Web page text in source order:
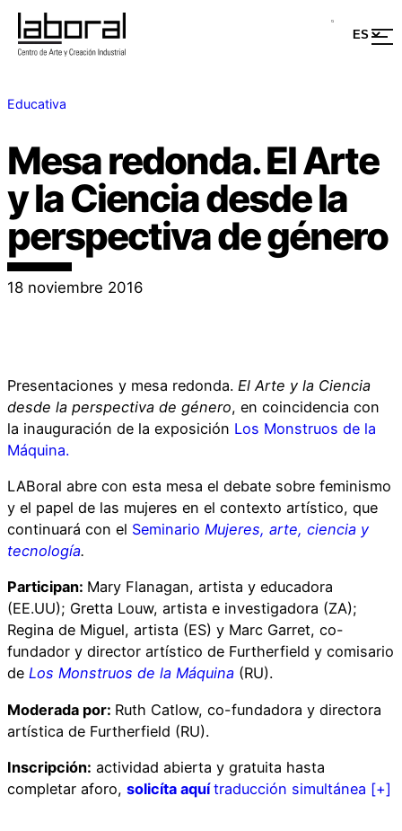
Educativa
Mesa redonda. El Arte
y la Ciencia desde la
perspectiva de género
18 noviembre 2016
Presentaciones y mesa redonda. El Arte y la Ciencia
desde la perspectiva de género, en coincidencia con
la inauguración de la exposición Los Monstruos de la
Máquina.
LABoral abre con esta mesa el debate sobre feminismo
y el papel de las mujeres en el contexto artístico, que
continuará con el Seminario Mujeres, arte, ciencia y
tecnología.
Participan: Mary Flanagan, artista y educadora
(EE.UU); Gretta Louw, artista e investigadora (ZA);
Regina de Miguel, artista (ES) y Marc Garret, co-
fundador y director artístico de Furtherfield y comisario
de Los Monstruos de la Máquina (RU).
Moderada por: Ruth Catlow, co-fundadora y directora
artística de Furtherfield (RU).
Inscripción: actividad abierta y gratuita hasta
completar aforo, solicíta aquítraducción simultánea [+]